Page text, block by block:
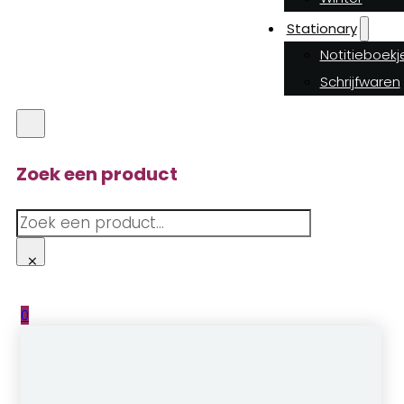
Stationary
Schrijfwaren
Zoek een product
Zoeken
×
0